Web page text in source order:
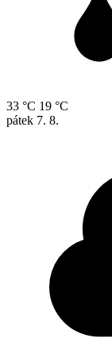
33 °C 19 °C
pátek 7. 8.